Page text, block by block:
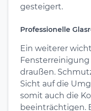
gesteigert.
Professionelle
Ein weiterer
Fensterreinigung
draußen.
Sicht auf die
somit auch die
beeinträchtigen.